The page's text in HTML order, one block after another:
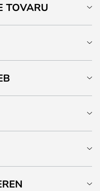
TOVARU